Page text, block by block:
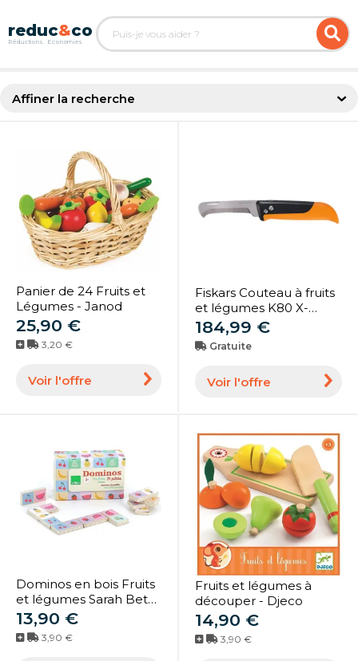
Affiner la recherche
Panier de 24 Fruits et
Légumes - Janod
25,90 €
3,20 €
Voir l'offre
Fiskars Couteau à fruits
et légumes K80 X-
series (1062819)
184,99 €
Gratuite
Voir l'offre
Dominos en bois Fruits
et légumes Sarah Betz
- Vilac
13,90 €
3,90 €
Fruits et légumes à
découper - Djeco
14,90 €
3,90 €